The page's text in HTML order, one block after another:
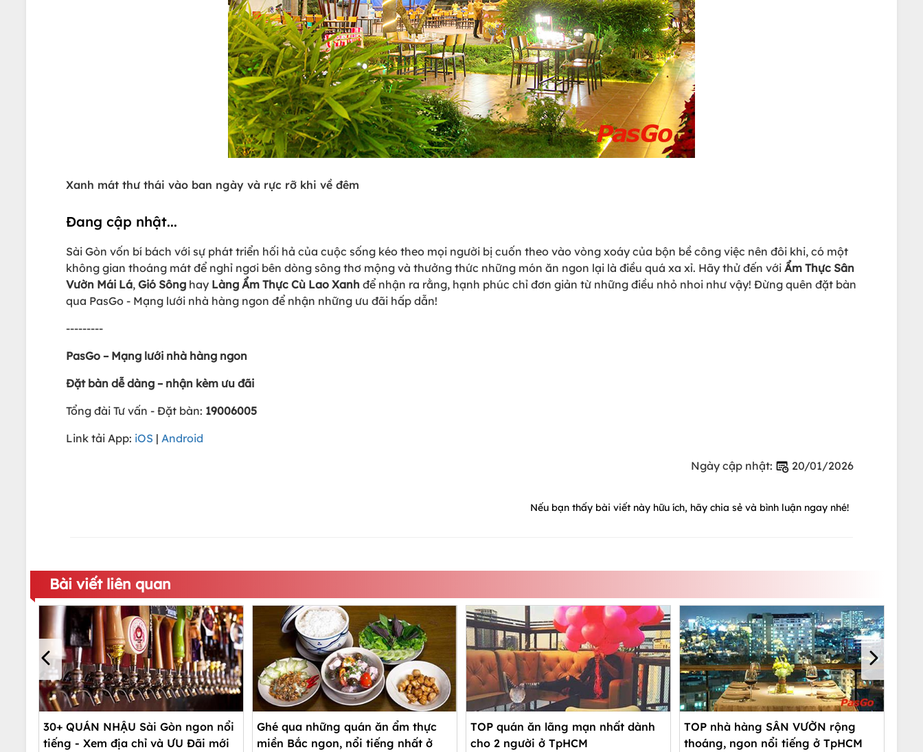
Xanh mát thư thái vào ban ngày và rực rỡ khi về đêm
Đang cập nhật...
Sài Gòn vốn bí bách với sự phát triển hối hả của cuộc sống kéo theo mọi người bị cuốn theo vào vòng xoáy của bộn bề công việc nên đôi khi, có một
không gian thoáng mát để nghỉ ngơi bên dòng sông thơ mộng và thưởng thức những món ăn ngon lại là điều quá xa xỉ. Hãy thử đến với Ẩm Thực Sân
Vườn Mái Lá, Gió Sông hay Làng Ẩm Thực Cù Lao Xanh để nhận ra rằng, hạnh phúc chỉ đơn giản từ những điều nhỏ nhoi như vậy! Đừng quên đặt bàn
qua PasGo - Mạng lưới nhà hàng ngon để nhận những ưu đãi hấp dẫn!
---------
PasGo – Mạng lưới nhà hàng ngon
Đặt bàn dễ dàng – nhận kèm ưu đãi
Tổng đài Tư vấn - Đặt bàn: 19006005
Link tải App: iOS | Android
Ngày cập nhật:
20/01/2026
Nếu bạn thấy bài viết này hữu ích, hãy chia sẻ và bình luận ngay nhé!
Bài viết liên quan
30+ QUÁN NHẬU Sài Gòn ngon nổi
tiếng - Xem địa chỉ và ƯU Đãi mới
Ghé qua những quán ăn ẩm thực
miền Bắc ngon, nổi tiếng nhất ở
TOP quán ăn lãng mạn nhất dành
cho 2 người ở TpHCM
TOP nhà hàng SÂN VƯỜN rộng
thoáng, ngon nổi tiếng ở TpHCM